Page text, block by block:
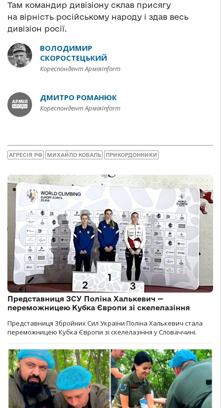
Там командир дивізіону склав присягу
на вірність російському народу і здав весь
дивізіон росії.
ВОЛОДИМИР
СКОРОСТЕЦЬКИЙ
Кореспондент АрміяInform
ДМИТРО РОМАНЮК
Кореспондент АрміяInform
АГРЕСІЯ РФ МИХАЙЛО КОВАЛЬ ПРИКОРДОННИКИ
Представниця ЗСУ Поліна Халькевич —
переможницею Кубка Європи зі скелелазіння
Представниця Збройних Сил України Поліна Халькевич стала
переможницею Кубка Європи зі скелелазіння у Словаччині.